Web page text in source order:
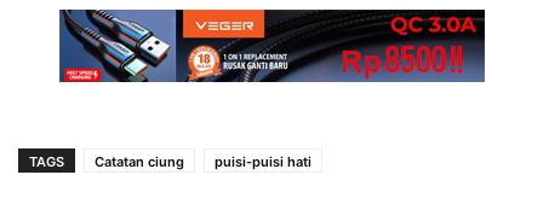
TAGS Catatan ciung puisi-puisi hati